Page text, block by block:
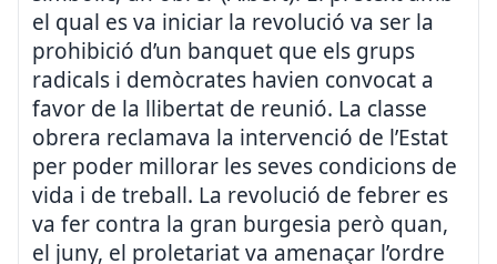
el qual es va iniciar la revolució va ser la
prohibició d’un banquet que els grups
radicals i demòcrates havien convocat a
favor de la llibertat de reunió. La classe
obrera reclamava la intervenció de l’Estat
per poder millorar les seves condicions de
vida i de treball. La revolució de febrer es
va fer contra la gran burgesia però quan,
el juny, el proletariat va amenaçar l’ordre